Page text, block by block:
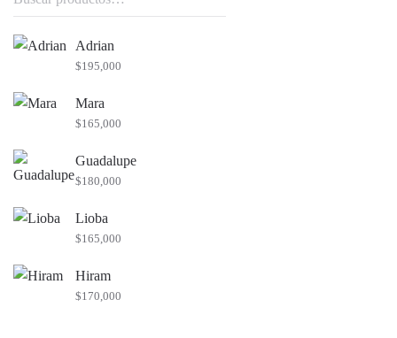
por:
Adrian
$195,000
Mara
$165,000
Guadalupe
$180,000
Lioba
$165,000
Hiram
$170,000